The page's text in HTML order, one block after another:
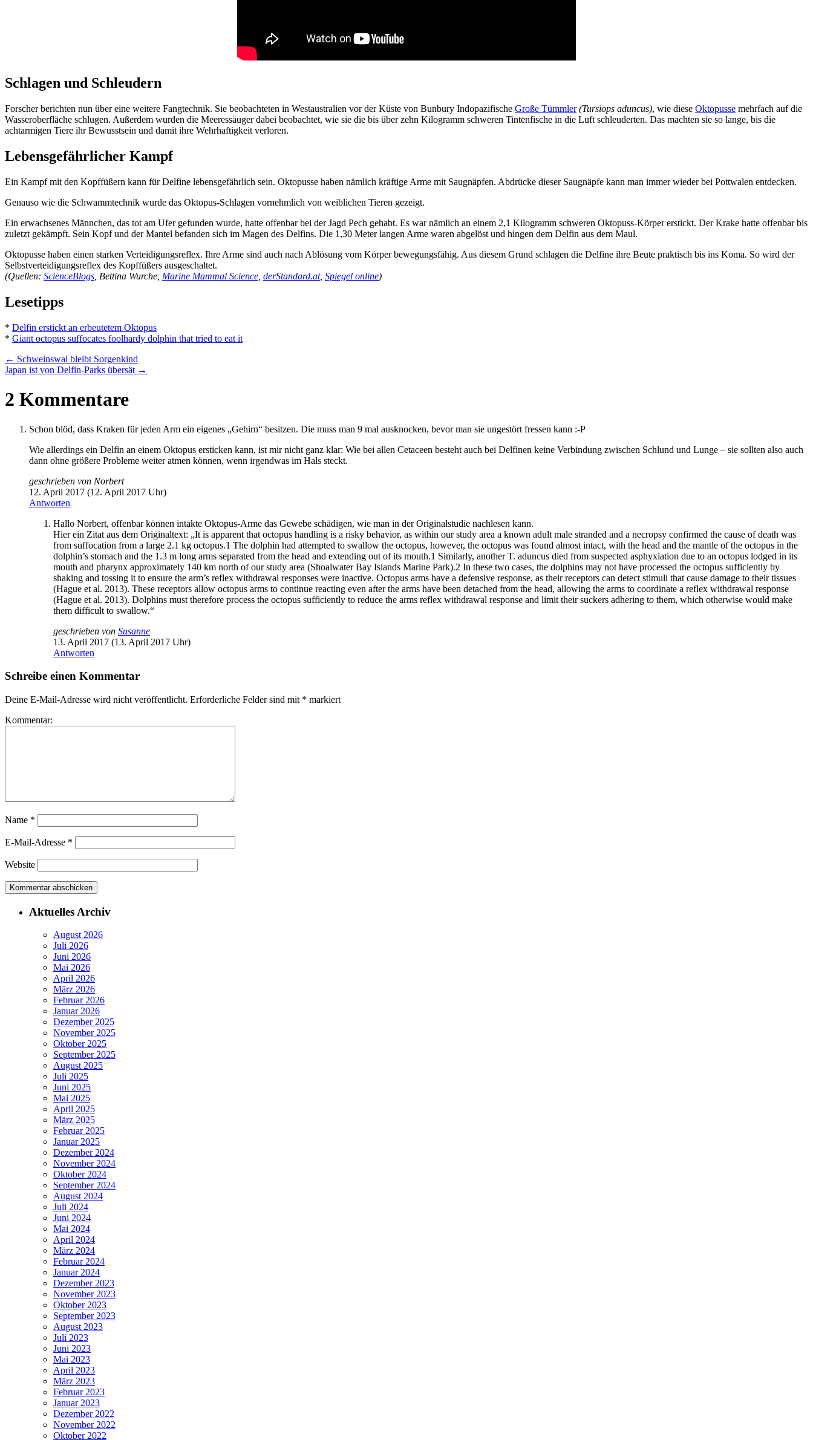
Schlagen und Schleudern
Forscher berichten nun über eine weitere Fangtechnik. Sie beobachteten in Westaustralien vor der Küste von Bunbury Indopazifische Große Tümmler (Tursiops aduncus), wie diese Oktopusse mehrfach auf die
Wasseroberfläche schlugen. Außerdem wurden die Meeressäuger dabei beobachtet, wie sie die bis über zehn Kilogramm schweren Tintenfische in die Luft schleuderten. Das machten sie so lange, bis die
achtarmigen Tiere ihr Bewusstsein und damit ihre Wehrhaftigkeit verloren.
Lebensgefährlicher Kampf
Ein Kampf mit den Kopffüßern kann für Delfine lebensgefährlich sein. Oktopusse haben nämlich kräftige Arme mit Saugnäpfen. Abdrücke dieser Saugnäpfe kann man immer wieder bei Pottwalen entdecken.
Genauso wie die Schwammtechnik wurde das Oktopus-Schlagen vornehmlich von weiblichen Tieren gezeigt.
Ein erwachsenes Männchen, das tot am Ufer gefunden wurde, hatte offenbar bei der Jagd Pech gehabt. Es war nämlich an einem 2,1 Kilogramm schweren Oktopuss-Körper erstickt. Der Krake hatte offenbar bis
zuletzt gekämpft. Sein Kopf und der Mantel befanden sich im Magen des Delfins. Die 1,30 Meter langen Arme waren abgelöst und hingen dem Delfin aus dem Maul.
Oktopusse haben einen starken Verteidigungsreflex. Ihre Arme sind auch nach Ablösung vom Körper bewegungsfähig. Aus diesem Grund schlagen die Delfine ihre Beute praktisch bis ins Koma. So wird der
Selbstverteidigungsreflex des Kopffüßers ausgeschaltet.
(Quellen: ScienceBlogs , Bettina Wurche, Marine Mammal Science derStandard.at, Spiegel online)
Lesetipps
* Delfin erstickt an erbeutetem Oktopus
* Giant octopus suffocates foolhardy dolphin that tried to eat it
← Schweinswal bleibt Sorgenkind
Japan ist von Delfin-Parks übersät →
2 Kommentare
Schon blöd, dass Kraken für jeden Arm ein eigenes „Gehirn“ besitzen. Die muss man 9 mal ausknocken, bevor man sie ungestört fressen kann :-P
Wie allerdings ein Delfin an einem Oktopus ersticken kann, ist mir nicht ganz klar: Wie bei allen Cetaceen besteht auch bei Delfinen keine Verbindung zwischen Schlund und Lunge – sie sollten also auch
dann ohne größere Probleme weiter atmen können, wenn irgendwas im Hals steckt.
geschrieben von Norbert
12. April 2017 (12. April 2017 Uhr)
Antworten
Hallo Norbert, offenbar können intakte Oktopus-Arme das Gewebe schädigen, wie man in der Originalstudie nachlesen kann.
Hier ein Zitat aus dem Originaltext: „It is apparent that octopus handling is a risky behavior, as within our study area a known adult male stranded and a necropsy confirmed the cause of death was
from suffocation from a large 2.1 kg octopus.1 The dolphin had attempted to swallow the octopus, however, the octopus was found almost intact, with the head and the mantle of the octopus in the
dolphin’s stomach and the 1.3 m long arms separated from the head and extending out of its mouth.1 Similarly, another T. aduncus died from suspected asphyxiation due to an octopus lodged in its
mouth and pharynx approximately 140 km north of our study area (Shoalwater Bay Islands Marine Park).2 In these two cases, the dolphins may not have processed the octopus sufficiently by
shaking and tossing it to ensure the arm’s reflex withdrawal responses were inactive. Octopus arms have a defensive response, as their receptors can detect stimuli that cause damage to their tissues
(Hague et al. 2013). These receptors allow octopus arms to continue reacting even after the arms have been detached from the head, allowing the arms to coordinate a reflex withdrawal response
(Hague et al. 2013). Dolphins must therefore process the octopus sufficiently to reduce the arms reflex withdrawal response and limit their suckers adhering to them, which otherwise would make
them difficult to swallow.“
geschrieben von Susanne
13. April 2017 (13. April 2017 Uhr)
Antworten
Schreibe einen Kommentar
Deine E-Mail-Adresse wird nicht veröffentlicht. Erforderliche Felder sind mit * markiert
Kommentar:
Name *
E-Mail-Adresse *
Website
Aktuelles Archiv
August 2026
Juli 2026
Juni 2026
Mai 2026
April 2026
März 2026
Februar 2026
Januar 2026
Dezember 2025
November 2025
Oktober 2025
September 2025
August 2025
Juli 2025
Juni 2025
Mai 2025
April 2025
März 2025
Februar 2025
Januar 2025
Dezember 2024
November 2024
Oktober 2024
September 2024
August 2024
Juli 2024
Juni 2024
Mai 2024
April 2024
März 2024
Februar 2024
Januar 2024
Dezember 2023
November 2023
Oktober 2023
September 2023
August 2023
Juli 2023
Juni 2023
Mai 2023
April 2023
März 2023
Februar 2023
Januar 2023
Dezember 2022
November 2022
Oktober 2022